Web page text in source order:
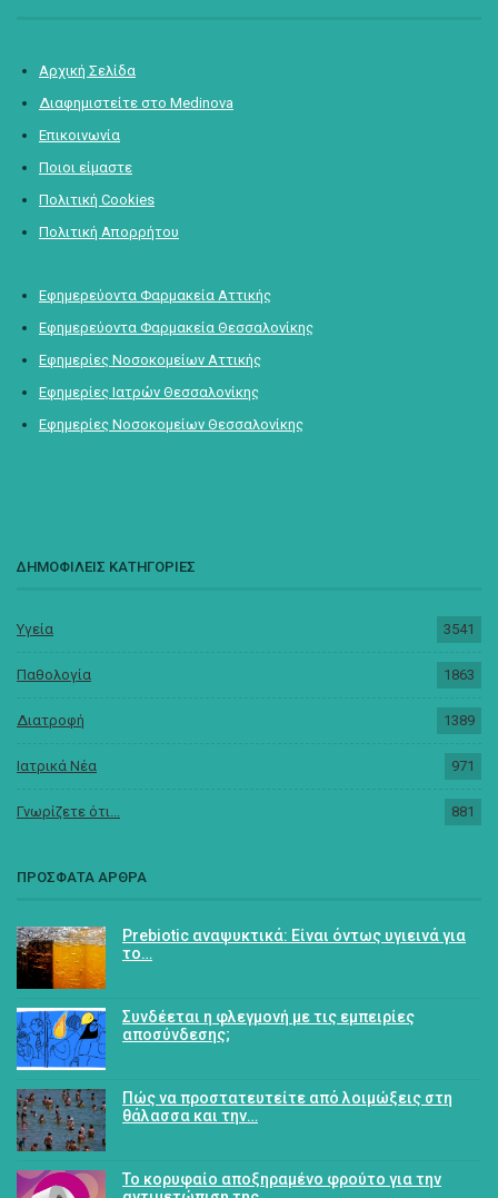
Αρχική Σελίδα
Διαφημιστείτε στο Medinova
Επικοινωνία
Ποιοι είμαστε
Πολιτική Cookies
Πολιτική Απορρήτου
Εφημερεύοντα Φαρμακεία Αττικής
Εφημερεύοντα Φαρμακεία Θεσσαλονίκης
Εφημερίες Νοσοκομείων Αττικής
Εφημερίες Ιατρών Θεσσαλονίκης
Εφημερίες Νοσοκομείων Θεσσαλονίκης
ΔΗΜΟΦΙΛΕΙΣ ΚΑΤΗΓΟΡΙΕΣ
Υγεία 3541
Παθολογία 1863
Διατροφή 1389
Ιατρικά Νέα 971
Γνωρίζετε ότι... 881
ΠΡΟΣΦΑΤΑ ΑΡΘΡΑ
Prebiotic αναψυκτικά: Είναι όντως υγιεινά για
το…
Συνδέεται η φλεγμονή με τις εμπειρίες
αποσύνδεσης;
Πώς να προστατευτείτε από λοιμώξεις στη
θάλασσα και την…
Το κορυφαίο αποξηραμένο φρούτο για την